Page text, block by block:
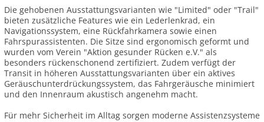
Die gehobenen Ausstattungsvarianten wie "Limited" oder "Trail"
bieten zusätzliche Features wie ein Lederlenkrad, ein
Navigationssystem, eine Rückfahrkamera sowie einen
Fahrspurassistenten. Die Sitze sind ergonomisch geformt und
wurden vom Verein "Aktion gesunder Rücken e.V." als
besonders rückenschonend zertifiziert. Zudem verfügt der
Transit in höheren Ausstattungsvarianten über ein aktives
Geräuschunterdrückungssystem, das Fahrgeräusche minimiert
und den Innenraum akustisch angenehm macht.
Für mehr Sicherheit im Alltag sorgen moderne Assistenzsysteme